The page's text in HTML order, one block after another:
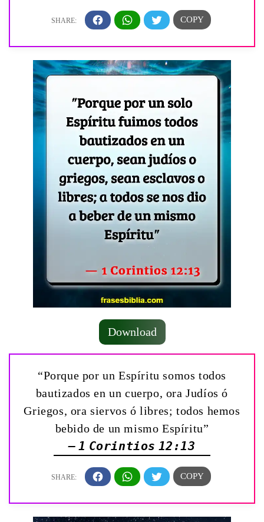
Download
“Porque por un Espíritu somos todos
bautizados en un cuerpo, ora Judíos ó
Griegos, ora siervos ó libres; todos hemos
bebido de un mismo Espíritu”
— 1 Corintios 12:13